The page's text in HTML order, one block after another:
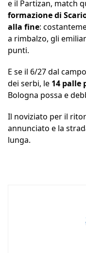
e il Partizan, match
formazione di
alla fine:
a rimbalzo, gli
punti.
E se il 6/27 dal
dei serbi, le 14 palle
Bologna possa e
Il noviziato per il
annunciato e la
lunga.